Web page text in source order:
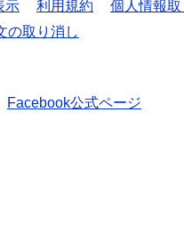
示
利用規約 個人情報
の取り消し
Facebook公式ページ